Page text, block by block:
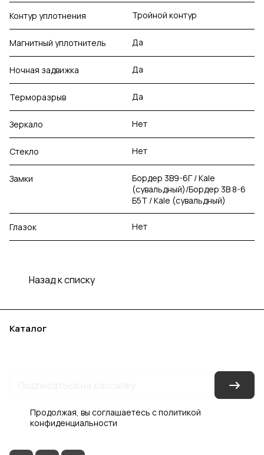
Контур уплотнения Тройной контур
Магнитный уплотнитель Да
Ночная задвижка Да
Терморазрыв Да
Зеркало Нет
Стекло Нет
Замки
Бордер 3В9-6Г / Kale
(сувальдный)/Бордер 3В 8-6
Б5Т / Kale (сувальдный)
Глазок Нет
Назад к списку
Каталог
Продолжая, вы соглашаетесь сполитикой
конфиденциальности